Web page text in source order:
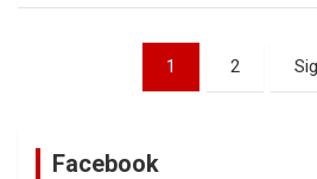
Navegación
1 2
Facebook